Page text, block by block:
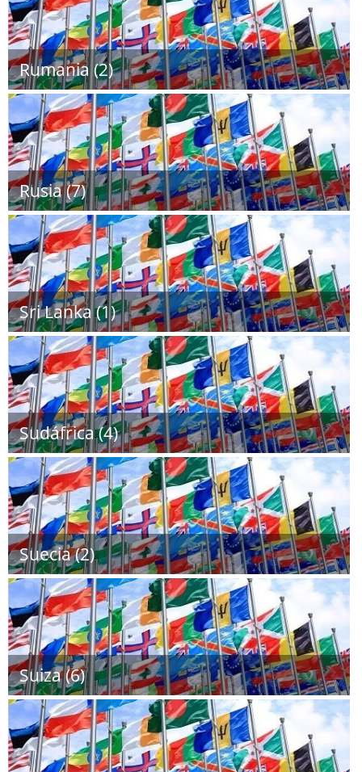
Rumania (2)
Rusia (7)
Sri Lanka (1)
Sudáfrica (4)
Suecia (2)
Suiza (6)